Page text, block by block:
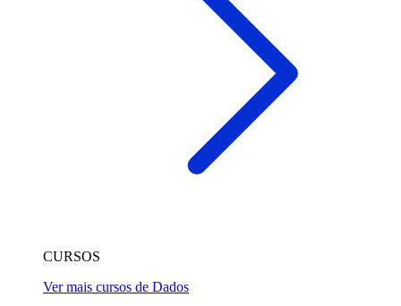
CURSOS
Ver mais cursos de Dados